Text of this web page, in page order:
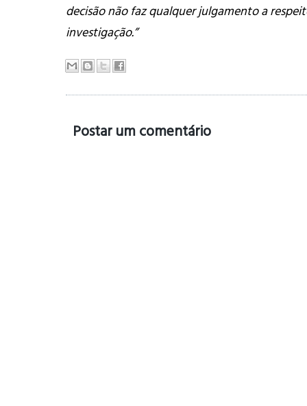
decisão não faz qualquer julgamento a
investigação.”
Postar um comentário